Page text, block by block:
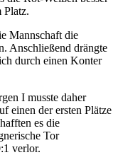
Platz.
Mannschaft die
Anschließend drängte
durch einen Konter
I musste daher
einen der ersten Plätze
es die
Tor
verlor.